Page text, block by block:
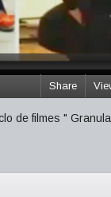
Share
de filmes "